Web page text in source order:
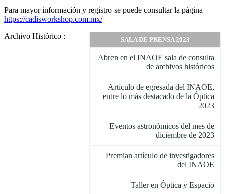
Para mayor información y registro se puede consultar la página
https://cadisworkshop.com.mx/
SALA DE PRENSA 2023
Abren en el INAOE sala de consulta
de archivos históricos
Artículo de egresada del INAOE,
entre lo más destacado de la Óptica
2023
Eventos astronómicos del mes de
diciembre de 2023
Premian artículo de investigadores
del INAOE
Taller en Óptica y Espacio
Archivo Histórico :